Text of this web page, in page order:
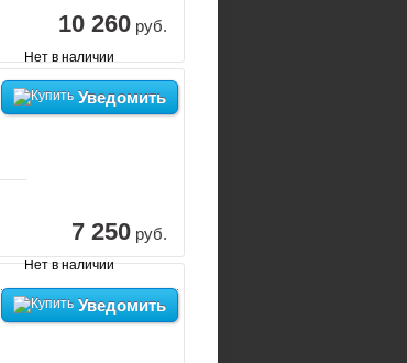
10 260 руб.
Нет в наличии
Уведомить
7 250 руб.
Нет в наличии
Уведомить